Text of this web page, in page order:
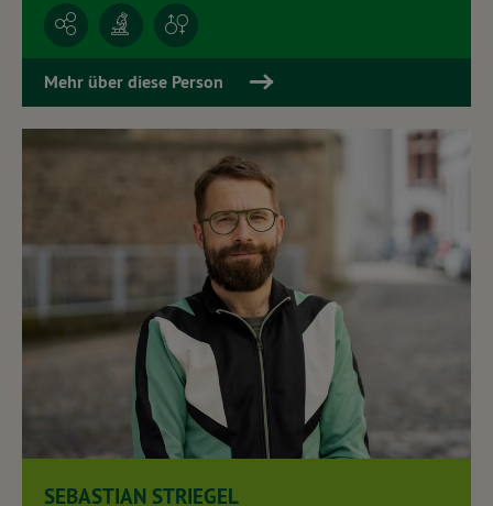
Mehr über diese Person
SEBASTIAN STRIEGEL